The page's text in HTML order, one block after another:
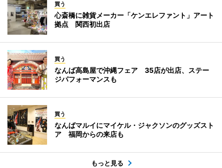
買う
心斎橋に雑貨メーカー「ケンエレファント」アート
拠点 関西初出店
買う
なんば高島屋で沖縄フェア 35店が出店、ステー
ジパフォーマンスも
買う
なんばマルイにマイケル・ジャクソンのグッズスト
ア 福岡からの来店も
もっと見る